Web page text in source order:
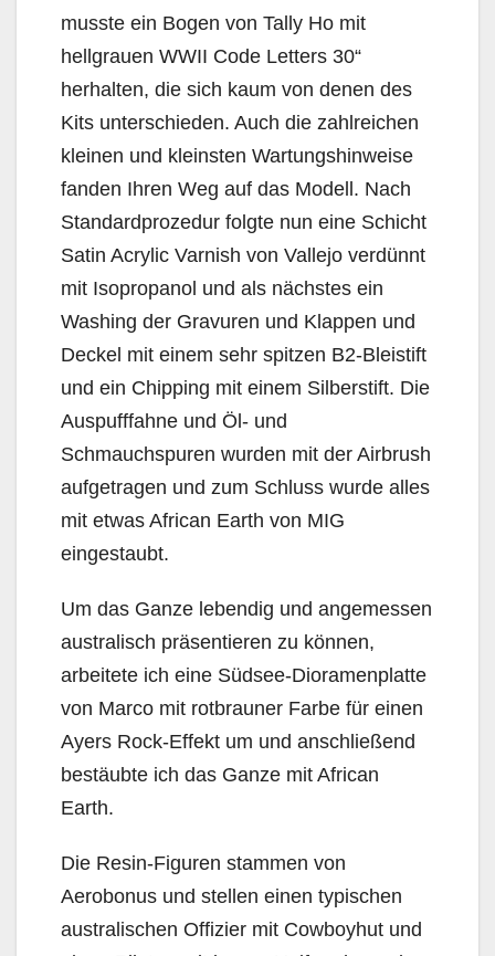
musste ein Bogen von Tally Ho mit
hellgrauen WWII Code Letters 30“
herhalten, die sich kaum von denen des
Kits unterschieden. Auch die zahlreichen
kleinen und kleinsten Wartungshinweise
fanden Ihren Weg auf das Modell. Nach
Standardprozedur folgte nun eine Schicht
Satin Acrylic Varnish von Vallejo verdünnt
mit Isopropanol und als nächstes ein
Washing der Gravuren und Klappen und
Deckel mit einem sehr spitzen B2-Bleistift
und ein Chipping mit einem Silberstift. Die
Auspufffahne und Öl- und
Schmauchspuren wurden mit der Airbrush
aufgetragen und zum Schluss wurde alles
mit etwas African Earth von MIG
eingestaubt.
Um das Ganze lebendig und angemessen
australisch präsentieren zu können,
arbeitete ich eine Südsee-Dioramenplatte
von Marco mit rotbrauner Farbe für einen
Ayers Rock-Effekt um und anschließend
bestäubte ich das Ganze mit African
Earth.
Die Resin-Figuren stammen von
Aerobonus und stellen einen typischen
australischen Offizier mit Cowboyhut und